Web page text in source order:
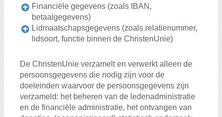
Financiële gegevens (zoals IBAN,
betaalgegevens)
Lidmaatschapsgegevens (zoals relatienummer,
lidsoort, functie binnen de ChristenUnie)
De ChristenUnie verzamelt en verwerkt alleen de
persoonsgegevens die nodig zijn voor de
doeleinden waarvoor de persoonsgegevens zijn
verzameld: het beheren van de ledenadministratie
en de financiële administratie, het ontvangen van